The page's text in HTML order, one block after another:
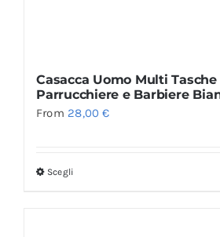
Casacca Uomo Multi
Parrucchiere e Barbiere
From 28,00€
Scegli